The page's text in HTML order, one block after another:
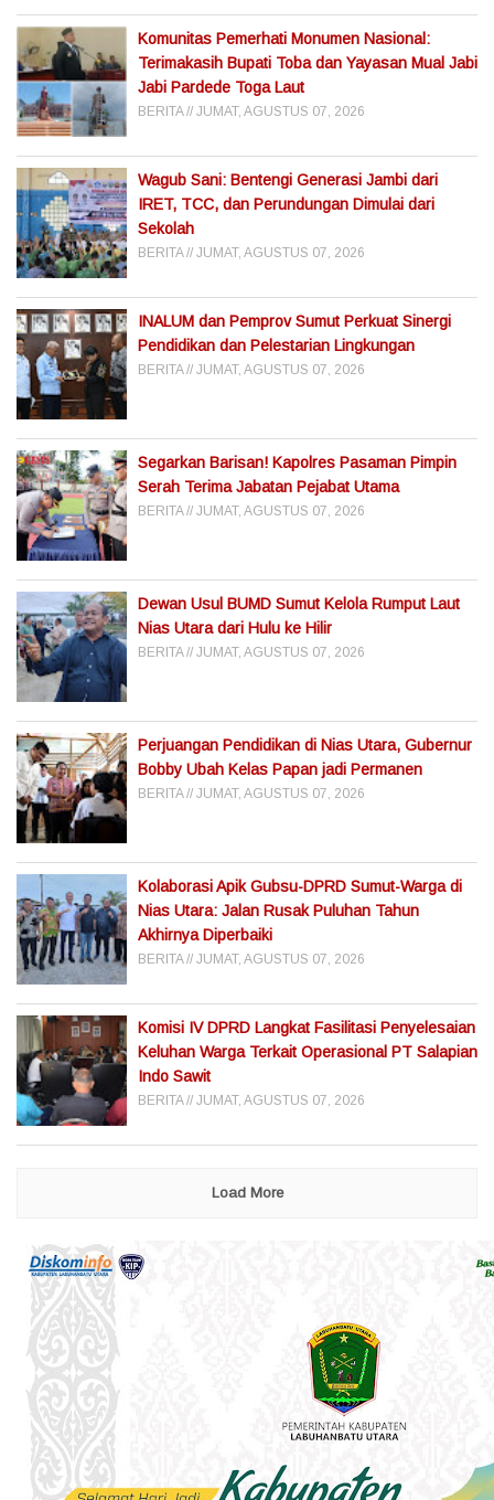
Komunitas Pemerhati Monumen Nasional:
Terimakasih Bupati Toba dan Yayasan Mual Jabi
Jabi Pardede Toga Laut
BERITA JUMAT, AGUSTUS 07, 2026
Wagub Sani: Bentengi Generasi Jambi dari
IRET, TCC, dan Perundungan Dimulai dari
Sekolah
BERITA JUMAT, AGUSTUS 07, 2026
INALUM dan Pemprov Sumut Perkuat Sinergi
Pendidikan dan Pelestarian Lingkungan
BERITA JUMAT, AGUSTUS 07, 2026
Segarkan Barisan! Kapolres Pasaman Pimpin
Serah Terima Jabatan Pejabat Utama
BERITA JUMAT, AGUSTUS 07, 2026
Dewan Usul BUMD Sumut Kelola Rumput Laut
Nias Utara dari Hulu ke Hilir
BERITA JUMAT, AGUSTUS 07, 2026
Perjuangan Pendidikan di Nias Utara, Gubernur
Bobby Ubah Kelas Papan jadi Permanen
BERITA JUMAT, AGUSTUS 07, 2026
Kolaborasi Apik Gubsu-DPRD Sumut-Warga di
Nias Utara: Jalan Rusak Puluhan Tahun
Akhirnya Diperbaiki
BERITA JUMAT, AGUSTUS 07, 2026
Komisi IV DPRD Langkat Fasilitasi Penyelesaian
Keluhan Warga Terkait Operasional PT Salapian
Indo Sawit
BERITA JUMAT, AGUSTUS 07, 2026
Load More